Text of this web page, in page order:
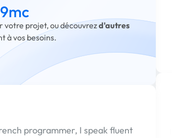
votre projet, ou découvrezd'autres
à vos besoins.
programmer, I speak fluent